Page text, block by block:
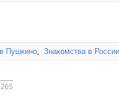
Пушкино, Знакомства в России